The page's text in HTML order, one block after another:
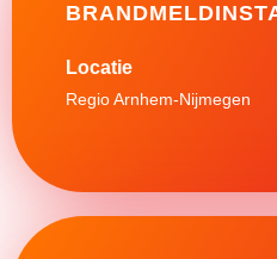
Regio Arnhem-Nijmegen